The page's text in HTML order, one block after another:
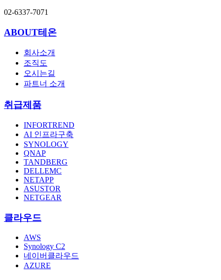
02-6337-7071
ABOUT테온
회사소개
조직도
오시는길
파트너 소개
취급제품
INFORTREND
AI 인프라구축
SYNOLOGY
QNAP
TANDBERG
DELLEMC
NETAPP
ASUSTOR
NETGEAR
클라우드
AWS
Synology C2
네이버클라우드
AZURE